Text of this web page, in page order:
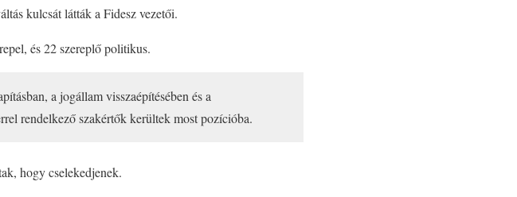
kulcsát látták a Fidesz vezetői.
és 22 szereplő politikus.
a jogállam visszaépítésében és a
rendelkező szakértők kerültek most pozícióba.
hogy cselekedjenek.